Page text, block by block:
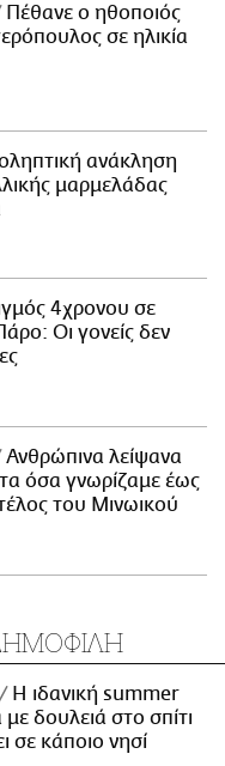
Πέθανε ο ηθοποιός
σε ηλικία
ανάκληση
μαρμελάδας
4χρονου σε
Οι γονείς δεν
Ανθρώπινα λείψανα
όσα γνωρίζαμε έως
του Μινωικού
Η ιδανική summer
με δουλειά στο σπίτι
σε κάποιο νησί